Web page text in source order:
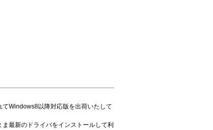
Windows8以降対応版を出荷いたして
最新のドライバをインストールして利